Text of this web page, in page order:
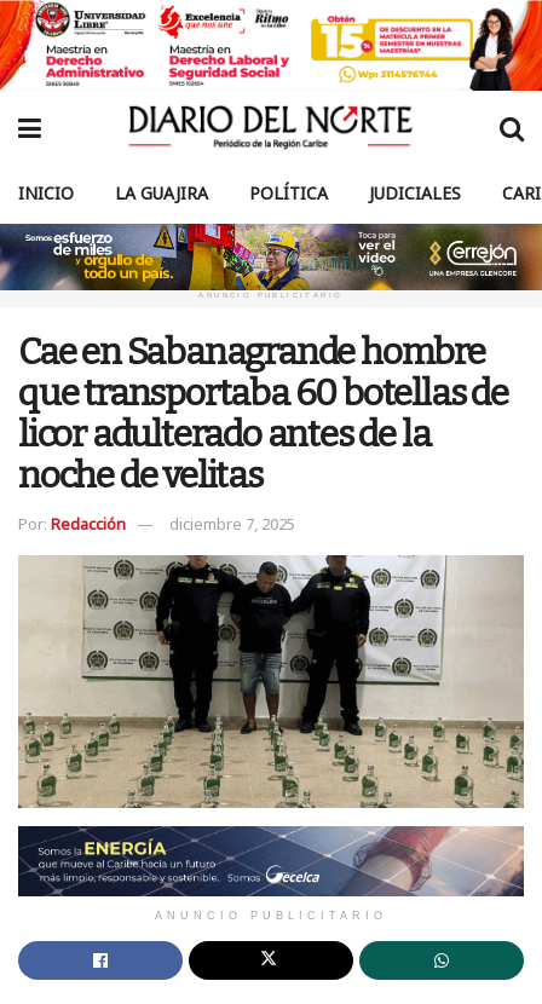
INICIO LA GUAJIRA POLÍTICA JUDICIALES
ANUNCIO PUBLICITARIO
Cae en Sabanagrande hombre
que transportaba 60 botellas de
licor adulterado antes de la
noche de velitas
Por: Redacción diciembre 7, 2025
ANUNCIO PUBLICITARIO